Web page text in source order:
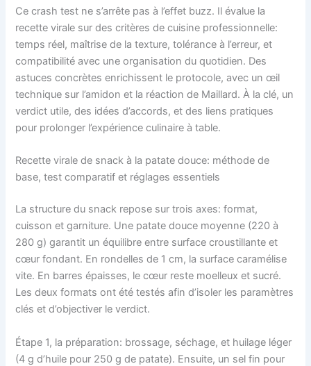
Ce crash test ne s’arrête pas à l’effet buzz. Il évalue la
recette virale sur des critères de cuisine professionnelle:
temps réel, maîtrise de la texture, tolérance à l’erreur, et
compatibilité avec une organisation du quotidien. Des
astuces concrètes enrichissent le protocole, avec un œil
technique sur l’amidon et la réaction de Maillard. À la clé, un
verdict utile, des idées d’accords, et des liens pratiques
pour prolonger l’expérience culinaire à table.
Recette virale de snack à la patate douce: méthode de
base, test comparatif et réglages essentiels
La structure du snack repose sur trois axes: format,
cuisson et garniture. Une patate douce moyenne (220 à
280 g) garantit un équilibre entre surface croustillante et
cœur fondant. En rondelles de 1 cm, la surface caramélise
vite. En barres épaisses, le cœur reste moelleux et sucré.
Les deux formats ont été testés afin d’isoler les paramètres
clés et d’objectiver le verdict.
Étape 1, la préparation: brossage, séchage, et huilage léger
(4 g d’huile pour 250 g de patate). Ensuite, un sel fin pour